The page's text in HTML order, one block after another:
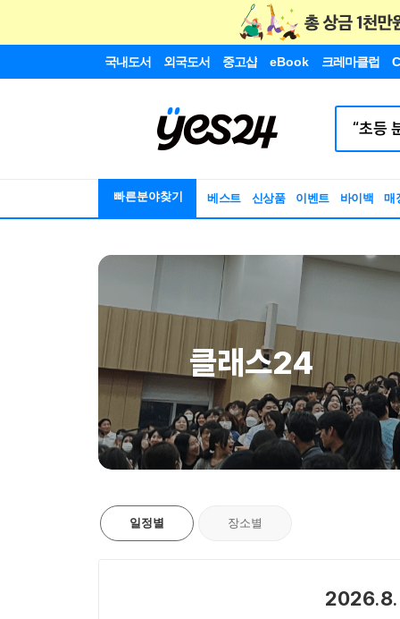
국내도서 외국도서 중고샵 eBook 크레마클럽
빠른분야찾기 베스트 신상품 이벤트 바이백 매
클래스24
일정별 장소별
2026.8.